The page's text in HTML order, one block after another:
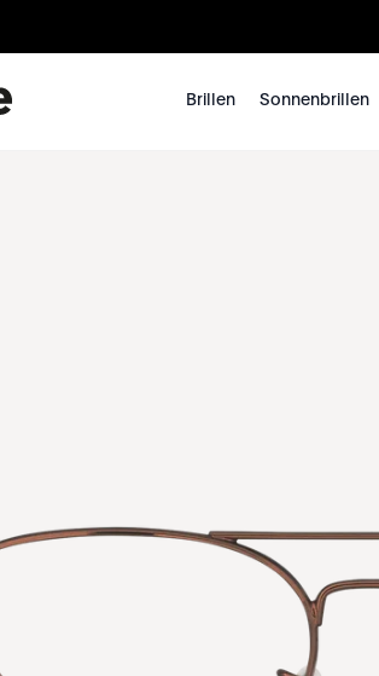
Brillen Sonnenbrillen